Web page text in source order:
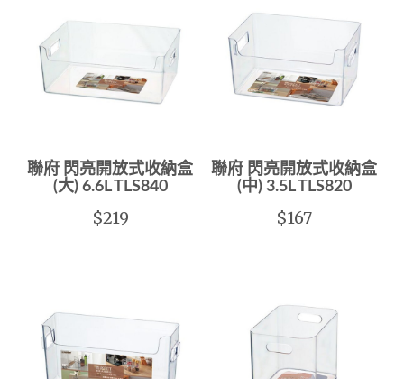
聯府 閃亮開放式收納盒
(大) 6.6L TLS840
$219
聯府 閃亮開放式收納盒
(中) 3.5L TLS820
$167